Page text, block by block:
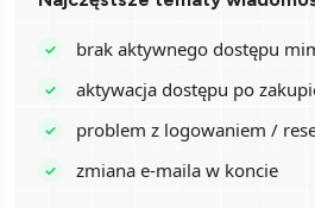
brak aktywnego dostępu
aktywacja dostępu po
problem z logowaniem /
zmiana e-maila w koncie